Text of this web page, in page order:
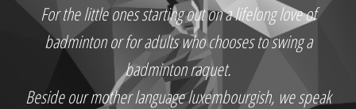
For the little ones starting out on a lifelong love of
badminton or for adults who chooses to swing a
badminton raquet.
Beside our mother language luxembourgish, we speak